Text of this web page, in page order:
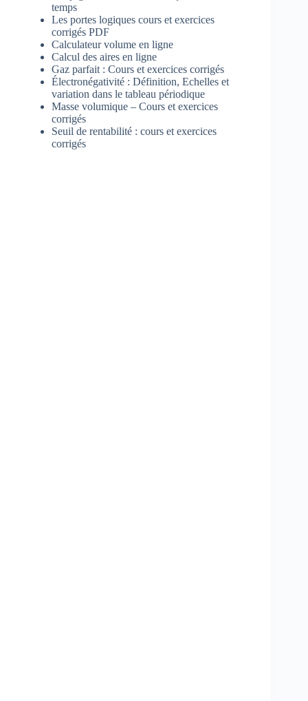
temps
Les portes logiques cours et exercices
corrigés PDF
Calculateur volume en ligne
Calcul des aires en ligne
Gaz parfait : Cours et exercices corrigés
Électronégativité : Définition, Echelles et
variation dans le tableau périodique
Masse volumique – Cours et exercices
corrigés
Seuil de rentabilité : cours et exercices
corrigés